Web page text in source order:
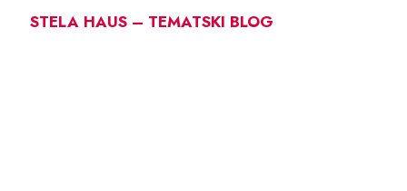
STELA HAUS – TEMATSKI BLOG